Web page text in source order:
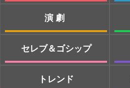
演劇
セレブ＆ゴシップ
トレンド